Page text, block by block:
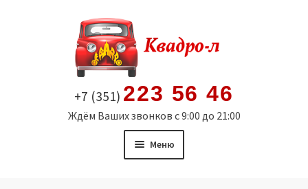
содержимому
+7 (351) 223 56 46
Ждём Ваших звонков с 9:00 до 21:00
Меню